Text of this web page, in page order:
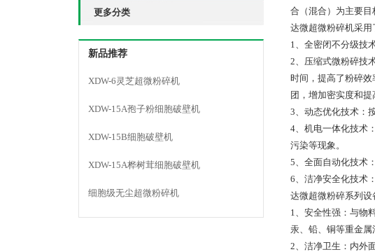
更多分类
新品推荐
XDW-6灵芝超微粉碎机
XDW-15A孢子粉细胞破壁机
XDW-15B细胞破壁机
XDW-15A桦树茸细胞破壁机
细胞级无尘超微粉碎机
合（混合）为主要目
达微超微粉碎机采用
1、全密闭不分级技
2、压缩式微粉碎技
时间，提高了粉碎
团，增加密实度和提
3、动态优化技术：
4、机电一体化技术
污染等现象。
5、全面自动化技术
6、洁净安全化技术
达微超微粉碎系列设
1、安全性强：与物
汞、铅、铜等重金属
2、洁净卫生：内外